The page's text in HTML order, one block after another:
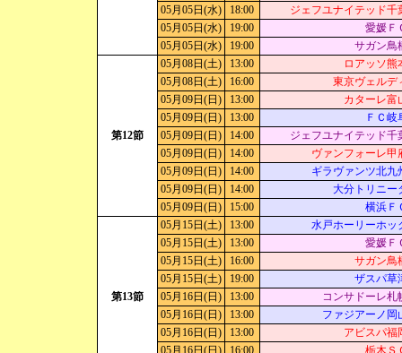
05月05日(水) 18:00
ジェフユナイテッド千
05月05日(水)
19:00
愛媛Ｆ
05月05日(水)
19:00 サガン鳥
第12節
05月08日(土) 13:00
ロアッソ熊
05月08日(土)
16:00
東京ヴェルデ
05月09日(日)
13:00
カターレ富
05月09日(日)
13:00
ＦＣ岐
05月09日(日)
14:00
ジェフユナイテッド千
05月09日(日)
14:00
ヴァンフォーレ甲
05月09日(日)
14:00
ギラヴァンツ北九
05月09日(日)
14:00
大分トリニー
05月09日(日)
15:00 横浜Ｆ
第13節
05月15日(土) 13:00
水戸ホーリーホッ
05月15日(土)
13:00
愛媛Ｆ
05月15日(土)
16:00
サガン鳥
05月15日(土)
19:00
ザスパ草
05月16日(日)
13:00
コンサドーレ札
05月16日(日)
13:00
ファジアーノ岡
05月16日(日)
13:00
アビスパ福
05月16日(日)
16:00
栃木Ｓ